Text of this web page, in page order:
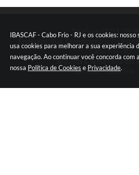
IBASCAF - Cabo Frio - RJ e os cookies: nosso
usa cookies para melhorar a sua experiência
navegação. Ao continuar você concorda com a
nossa Política de Cookies e Privacidade.
SIC
Telefone: (22) 3199-
Endereço: Rua: Expedicionário Da
Cabo Frio - RJ
Segunda a Sexta-Feira das
IBASCAF - Cabo Frio -